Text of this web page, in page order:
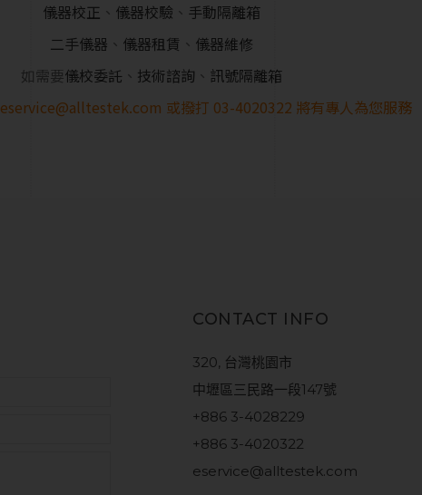
儀器校正 、 儀器校驗 、 手動隔離箱
二手儀器 、 儀器租賃 、 儀器維修
如需要儀校委託 、 技術諮詢 、 訊號隔離箱
eservice@alltestek.com 或撥打 03-4020322 將有專人為您服務
CONTACT INFO
320, 台灣桃園市
中壢區三民路一段147號
+886 3-4028229
+886 3-4020322
eservice@alltestek.com